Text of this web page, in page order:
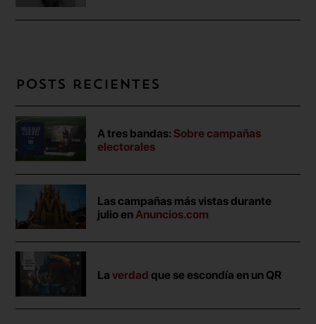
Posts recientes
A tres bandas: Sobre campañas
electorales
Las campañas más vistas durante
julio enAnuncios.com
Laverdad que se escondía en un QR